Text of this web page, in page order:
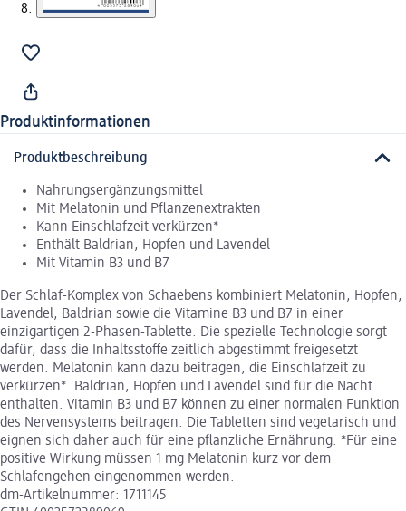
Produktinformationen
Produktbeschreibung
Nahrungsergänzungsmittel
Mit Melatonin und Pflanzenextrakten
Kann Einschlafzeit verkürzen*
Enthält Baldrian, Hopfen und Lavendel
Mit Vitamin B3 und B7
Der Schlaf-Komplex von Schaebens kombiniert Melatonin, Hopfen,
Lavendel, Baldrian sowie die Vitamine B3 und B7 in einer
einzigartigen 2-Phasen-Tablette. Die spezielle Technologie sorgt
dafür, dass die Inhaltsstoffe zeitlich abgestimmt freigesetzt
werden. Melatonin kann dazu beitragen, die Einschlafzeit zu
verkürzen*. Baldrian, Hopfen und Lavendel sind für die Nacht
enthalten. Vitamin B3 und B7 können zu einer normalen Funktion
des Nervensystems beitragen. Die Tabletten sind vegetarisch und
eignen sich daher auch für eine pflanzliche Ernährung. *Für eine
positive Wirkung müssen 1 mg Melatonin kurz vor dem
Schlafengehen eingenommen werden.
dm-Artikelnummer: 1711145